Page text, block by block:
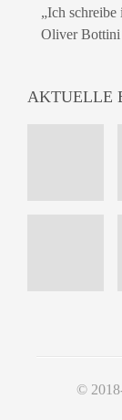
„Ich
Oliver Bottini
AKTUELLE
©